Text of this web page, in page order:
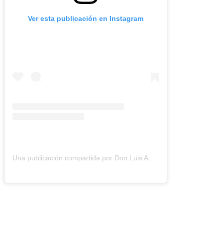
Ver esta publicación en Instagram
Una publicación compartida por Don Luis Apolo (@patriarca.canino.don.luis)